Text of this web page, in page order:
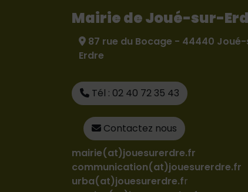
Mairie de Joué-sur-
87 rue du Bocage - 44440
Erdre
Tél : 02 40 72 35 43
Contactez nous
mairie(at)jouesurerdre.fr
communication(at)jouesurerdre.fr
urba(at)jouesurerdre.fr